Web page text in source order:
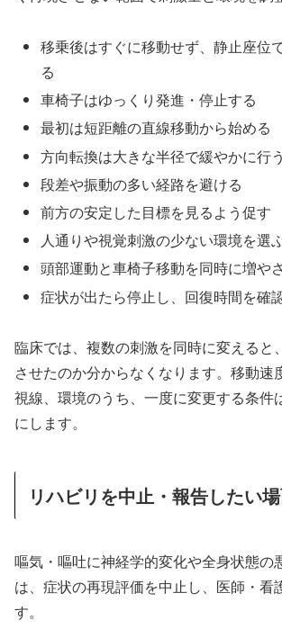
移乗後はすぐに移動せず、静止座位
る
車椅子はゆっくり発進・停止する
最初は短距離の直線移動から始める
方向転換は大きな半径で緩やかに行う
段差や振動の多い経路を避ける
前方の安定した目標を見るよう促す
人通りや視覚刺激の少ない環境を選
頭部運動と車椅子移動を同時に増や
症状が出たら停止し、回復時間を確
臨床では、複数の刺激を同時に変えると
させたのか分からなくなります。移動速
視線、環境のうち、一度に変更する条件
にします。
リハビリを中止・報告したい
嘔気・嘔吐に神経学的変化や全身状態の
は、症状の再現評価を中止し、医師・看
す。